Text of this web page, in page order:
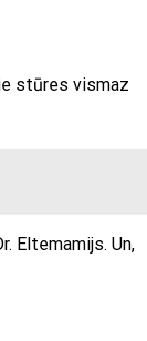
stūres vismaz
Eltemamijs. Un,